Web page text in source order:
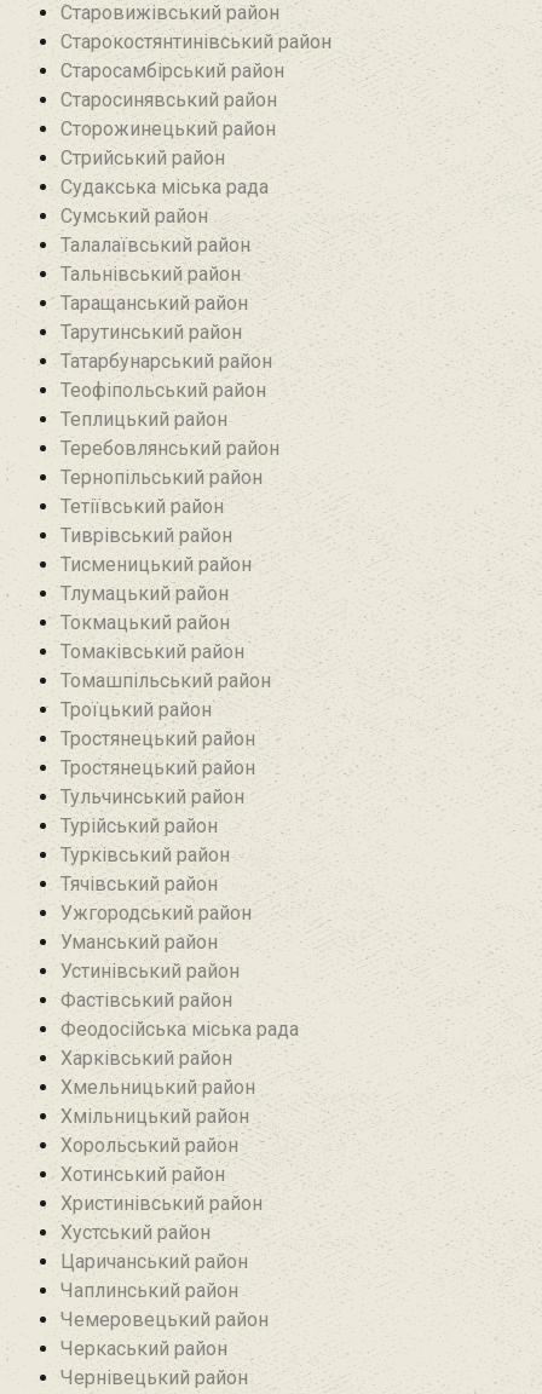
Старовижівський район
Старокостянтинівський район
Старосамбірський район
Старосинявський район
Сторожинецький район
Стрийський район
Судакська міська рада
Сумський район
Талалаївський район
Тальнівський район
Таращанський район
Тарутинський район
Татарбунарський район
Теофіпольський район‎
Теплицький район
Теребовлянський район
Тернопільський район
Тетіївський район
Тиврівський район
Тисменицький район
Тлумацький район
Токмацький район
Томаківський район
Томашпільський район
Троїцький район‎
Тростянецький район
Тростянецький район
Тульчинський район
Турійський район
Турківський район
Тячівський район
Ужгородський район
Уманський район
Устинівський район
Фастівський район
Феодосійська міська рада
Харківський район
Хмельницький район
Хмільницький район
Хорольський район
Хотинський район‎
Христинівський район
Хустський район
Царичанський район
Чаплинський район
Чемеровецький район
Черкаський район
Чернівецький район